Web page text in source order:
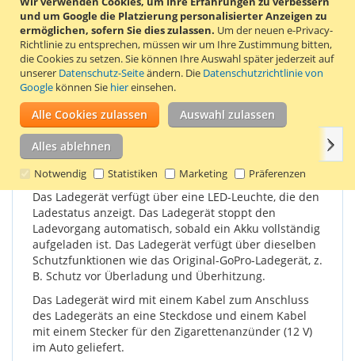
und um Google die Platzierung personalisierter Anzeigen zu
ermöglichen, sofern Sie dies zulassen. Um der neuen e-Privacy-
Richtlinie zu entsprechen, müssen wir um Ihre Zustimmung bitten,
die Cookies zu setzen.Sie können Ihre Auswahl später jederzeit auf
unserer Datenschutz-Seiteändern. Die Datenschutzrichtlinie von
Google können Sie hiereinsehen.
Alle Cookies zulassen Auswahl zulassen
Alles ablehnen
Notwendig Statistiken Marketing Präferenzen
ZUR WUNSCHLISTE HINZUFÜGEN
ZUR VERGLEICHSLISTE HINZUFÜGEN
Dieses Ladegerät der deutschen Qualitätsmarke Patona ist für
die Akkus der GoPro Hero 3 und GoPro Hero 3 Plus geeignet.
Einzelheiten Bewertungen
Das Ladegerät verfügt über eine LED-Leuchte, die den
Ladestatus anzeigt. Das Ladegerät stoppt den
Ladevorgang automatisch, sobald ein Akku vollständig
aufgeladen ist. Das Ladegerät verfügt über dieselben
Schutzfunktionen wie das Original-GoPro-Ladegerät, z.
B. Schutz vor Überladung und Überhitzung.
Das Ladegerät wird mit einem Kabel zum Anschluss
des Ladegeräts an eine Steckdose und einem Kabel
mit einem Stecker für den Zigarettenanzünder (12 V)
im Auto geliefert.